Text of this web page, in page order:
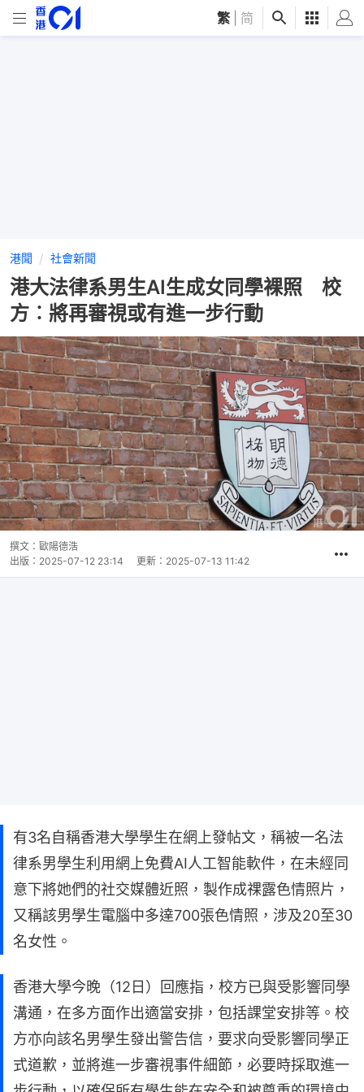
繁 简
港聞 社會新聞
港大法律系男生AI生成女同學裸照 校
方︰將再審視或有進一步行動
撰文： 歐陽德浩
出版： 2025-07-12 23:14 更新： 2025-07-13 11:42
有3名自稱香港大學學生在網上發帖文，稱被一名法
律系男學生利用網上免費AI人工智能軟件，在未經同
意下將她們的社交媒體近照，製作成祼露色情照片，
又稱該男學生電腦中多達700張色情照，涉及20至30
名女性。
香港大學今晚（12日）回應指，校方已與受影響同學
溝通，在多方面作出適當安排，包括課堂安排等。校
方亦向該名男學生發出警告信，要求向受影響同學正
式道歉，並將進一步審視事件細節，必要時採取進一